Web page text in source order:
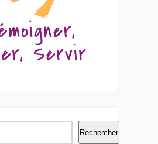
Rechercher